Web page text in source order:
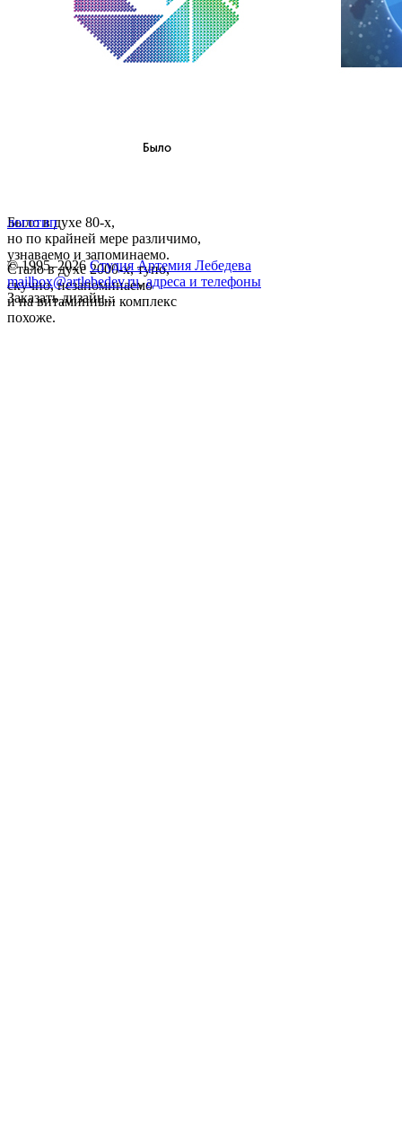
Было в духе 80-х,
но по крайней мере различимо,
узнаваемо и запоминаемо.
Стало в духе 2000-х, тупо,
скучно, незапоминаемо
и на витаминный комплекс
похоже.
логотип
© 1995–2026 Студия Артемия Лебедева
mailbox@artlebedev.ru, адреса и телефоны
Заказать дизайн...